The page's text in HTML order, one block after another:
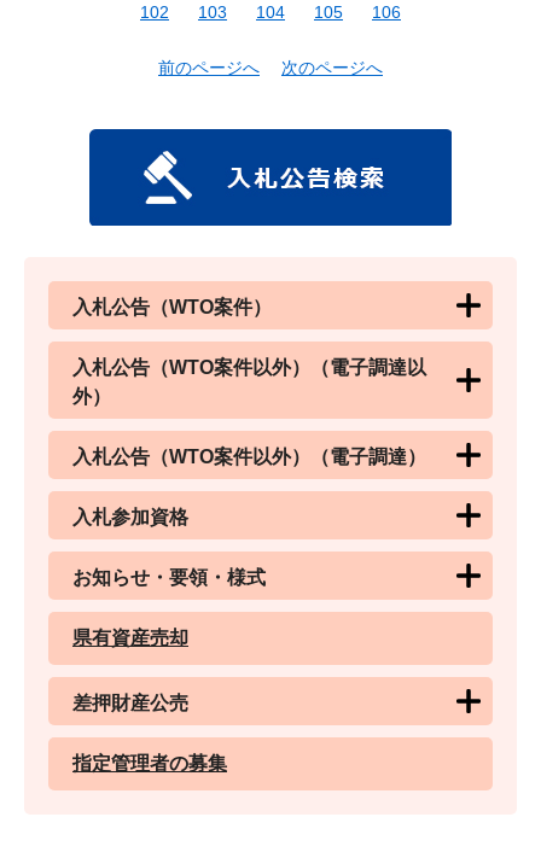
102
103 104 105 106
前のページへ 次のページへ
入札公告（WTO案件）
入札公告（WTO案件以外）（電子調達以
外）
入札公告（WTO案件以外）（電子調達）
入札参加資格
お知らせ・要領・様式
県有資産売却
差押財産公売
指定管理者の募集